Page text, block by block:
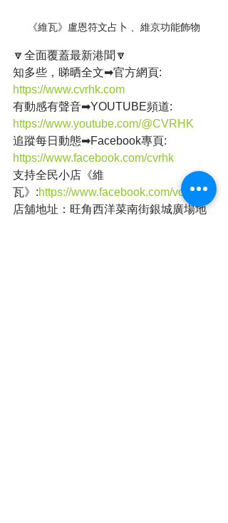
《維瓦》盧恩符文占卜 、維京功能飾物
🔽全面覆蓋最新港聞🔽
知多些，睇晒全文➡官方網頁:
https://www.cvrhk.com
有動感有聲音➡YOUTUBE頻道:
https://www.youtube.com/@CVRHK
追蹤每日動態➡Facebook專頁:
https://www.facebook.com/cvrhk
支持全民小店《維
瓦》:https://www.facebook.com/volvahk
店舖地址：旺角西洋菜南街銀城廣場地